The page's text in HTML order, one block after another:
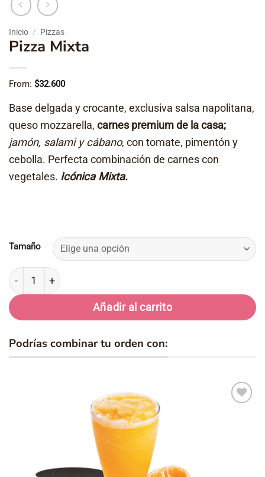
Inicio / Pizzas
Pizza Mixta
From: $32.600
Base delgada y crocante, exclusiva salsa napolitana,
queso mozzarella, carnes premium de la casa;
jamón, salami y cábano, con tomate, pimentón y
cebolla. Perfecta combinación de carnes con
vegetales. Icónica Mixta.
Tamaño
Pizza Mixta cantidad
Añadir al carrito
Podrías combinar tu orden con: